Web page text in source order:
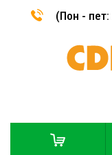
(Пон -